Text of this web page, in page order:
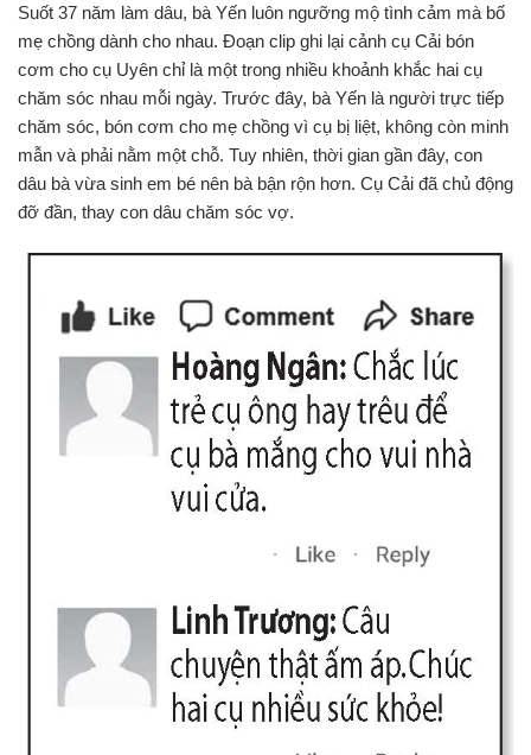
Suốt 37 năm làm dâu, bà Yến luôn ngưỡng mộ tình cảm mà bố
mẹ chồng dành cho nhau. Đoạn clip ghi lại cảnh cụ Cải bón
cơm cho cụ Uyên chỉ là một trong nhiều khoảnh khắc hai cụ
chăm sóc nhau mỗi ngày. Trước đây, bà Yến là người trực tiếp
chăm sóc, bón cơm cho mẹ chồng vì cụ bị liệt, không còn minh
mẫn và phải nằm một chỗ. Tuy nhiên, thời gian gần đây, con
dâu bà vừa sinh em bé nên bà bận rộn hơn. Cụ Cải đã chủ động
đỡ đần, thay con dâu chăm sóc vợ.